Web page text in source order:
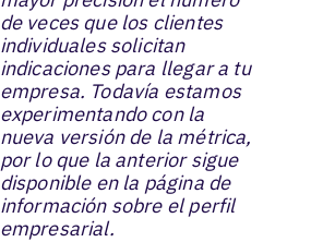
de veces que los clientes
individuales solicitan
indicaciones para llegar a tu
empresa. Todavía estamos
experimentando con la
nueva versión de la métrica,
por lo que la anterior sigue
disponible en la página de
información sobre el perfil
empresarial.